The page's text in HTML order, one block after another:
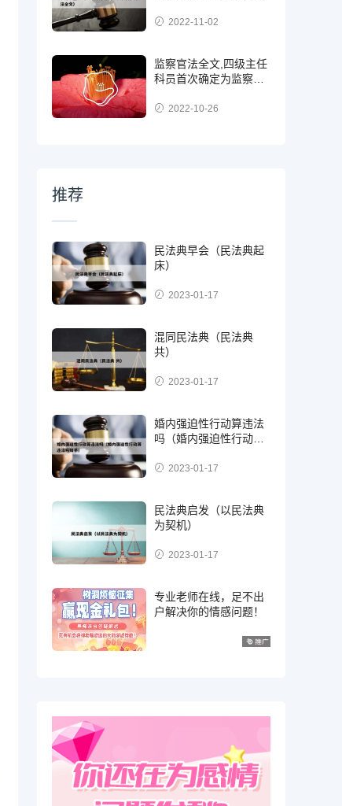
2022-11-02
监察官法全文,四级主任
科员首次确定为监察
级?2022-10-26
推荐
民法典早会（民法典起
床）
2023-01-17
混同民法典（民法典
共）
2023-01-17
婚内强迫性行动算违法
吗（婚内强迫性行动算
2023-01-17
民法典启发（以民法典
为契机）
2023-01-17
专业老师在线，足不出
户解决你的情感问题！